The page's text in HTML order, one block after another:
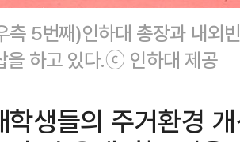
측 5번째)인하대 총장과 내외
을 하고 있다.ⓒ 인하대 제공
학생들의 주거환경